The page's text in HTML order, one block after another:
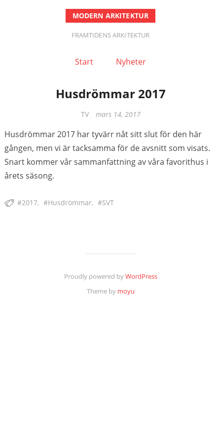
MODERN ARKITEKTUR
FRAMTIDENS ARKITEKTUR
Start Nyheter
Husdrömmar 2017
Categories
TV mars 14, 2017
Husdrömmar 2017 har tyvärr nåt sitt slut för den här
gången, men vi är tacksamma för de avsnitt som visats.
Snart kommer vår sammanfattning av våra favorithus i
årets säsong.
2017 Husdrömmar SVT
Proudly powered byWordPress
Theme by moyu